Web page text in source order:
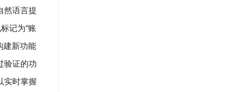
然语言提
记为“账
建新功能
验证的功
实时掌握